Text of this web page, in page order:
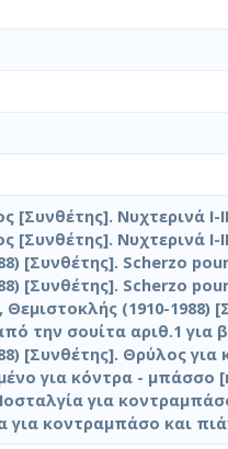
[Συνθέτης]. Νυχτερινά Ι-
[Συνθέτης]. Νυχτερινά Ι-
[Συνθέτης]. Scherzo
[Συνθέτης]. Scherzo
Θεμιστοκλής (1910-1988)
την σουίτα αριθ.1 για
[Συνθέτης]. Θρύλος
για κόντρα - μπάσσο
για
για κοντραμπάσο και